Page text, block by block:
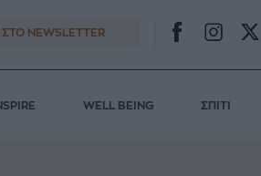
ΣΤΟ NEWSLETTER
WELL BEING ΣΠΙΤΙ